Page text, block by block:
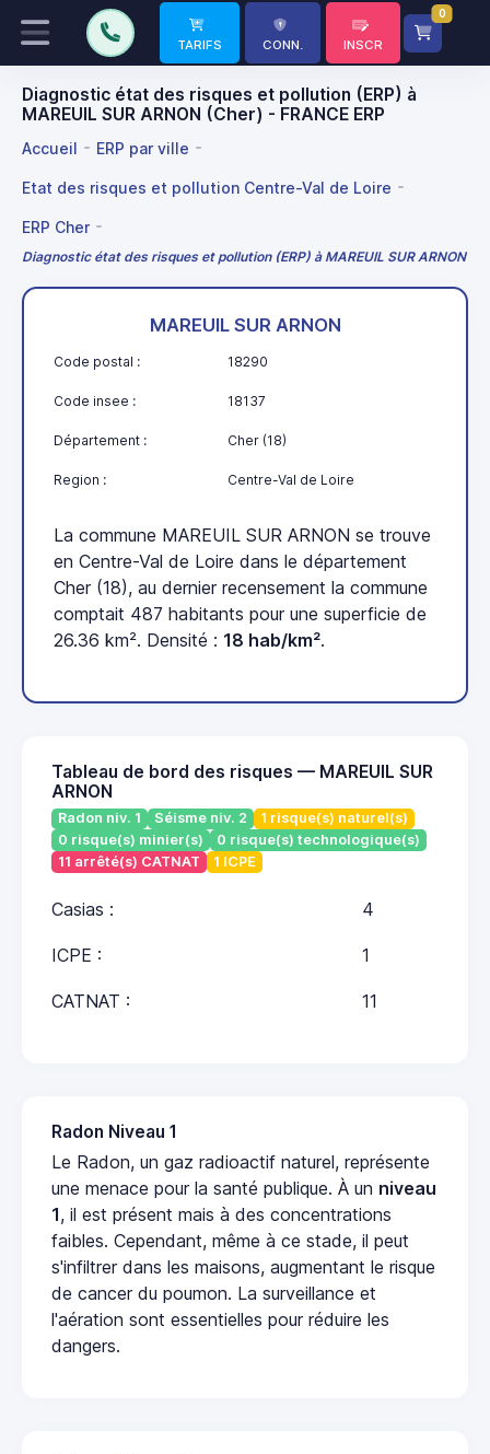
TARIFS CONN. INSCR
0
Diagnostic état des risques et pollution (ERP) à
MAREUIL SUR ARNON (Cher) - FRANCE ERP
Accueil ERP par ville
Etat des risques et pollution Centre-Val de Loire
ERP Cher
Diagnostic état des risques et pollution (ERP) à MAREUIL SUR ARNON
MAREUIL SUR ARNON
Code postal : 18290
Code insee : 18137
Département : Cher (18)
Region : Centre-Val de Loire
La commune MAREUIL SUR ARNON se trouve
en Centre-Val de Loire dans le département
Cher (18), au dernier recensement la commune
comptait 487 habitants pour une superficie de
26.36 km². Densité : 18 hab/km².
Tableau de bord des risques — MAREUIL SUR
ARNON
Radon niv. 1 Séisme niv. 2
1 risque(s) naturel(s)
0 risque(s) minier(s)
0 risque(s) technologique(s)
11 arrêté(s) CATNAT
1 ICPE
Casias : 4
ICPE : 1
CATNAT : 11
Radon Niveau 1
Le Radon, un gaz radioactif naturel, représente
une menace pour la santé publique. À un niveau
1, il est présent mais à des concentrations
faibles. Cependant, même à ce stade, il peut
s'infiltrer dans les maisons, augmentant le risque
de cancer du poumon. La surveillance et
l'aération sont essentielles pour réduire les
dangers.